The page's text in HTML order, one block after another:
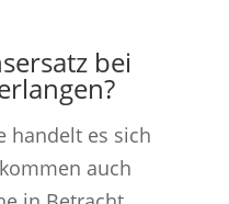
bei
handelt es sich
auch